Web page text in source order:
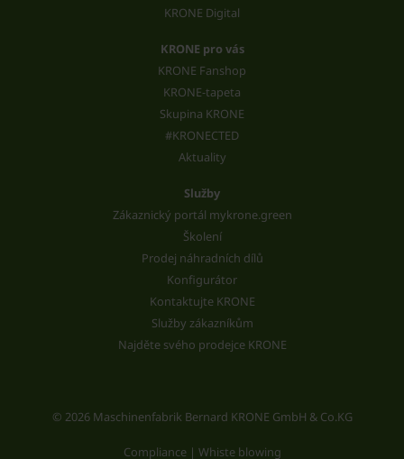
KRONE Digital
KRONE pro vás
KRONE Fanshop
KRONE-tapeta
Skupina KRONE
#KRONECTED
Aktuality
Služby
Zákaznický portál mykrone.green
Školení
Prodej náhradních dílů
Konfigurátor
Kontaktujte KRONE
Služby zákazníkům
Najděte svého prodejce KRONE
© 2026 Maschinenfabrik Bernard KRONE GmbH & Co.KG
Compliance | Whiste blowing